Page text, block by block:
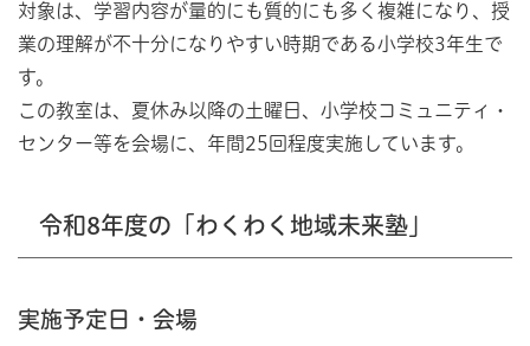
対象は、学習内容が量的にも質的にも多く複雑になり、授
業の理解が不十分になりやすい時期である小学校3年生で
す。
この教室は、夏休み以降の土曜日、小学校コミュニティ・
センター等を会場に、年間25回程度実施しています。
令和8年度の「わくわく地域未来塾」
実施予定日・会場